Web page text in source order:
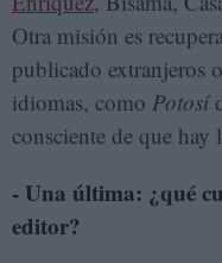
Otra misión es
publicado extranjeros
idiomas, como Potosí
consciente de que hay
- Una última: ¿qué
editor?